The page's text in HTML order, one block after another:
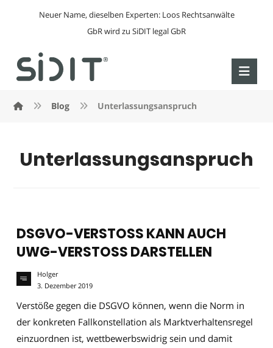
Neuer Name, dieselben Experten: Loos Rechtsanwälte
GbR wird zu SiDIT legal GbR
Blog Unterlassungsanspruch
Unterlassungsanspruch
DSGVO-VERSTOSS KANN AUCH
UWG-VERSTOSS DARSTELLEN
Holger
3. Dezember 2019
Verstöße gegen die DSGVO können, wenn die Norm in
der konkreten Fallkonstellation als Marktverhaltensregel
einzuordnen ist, wettbewerbswidrig sein und damit